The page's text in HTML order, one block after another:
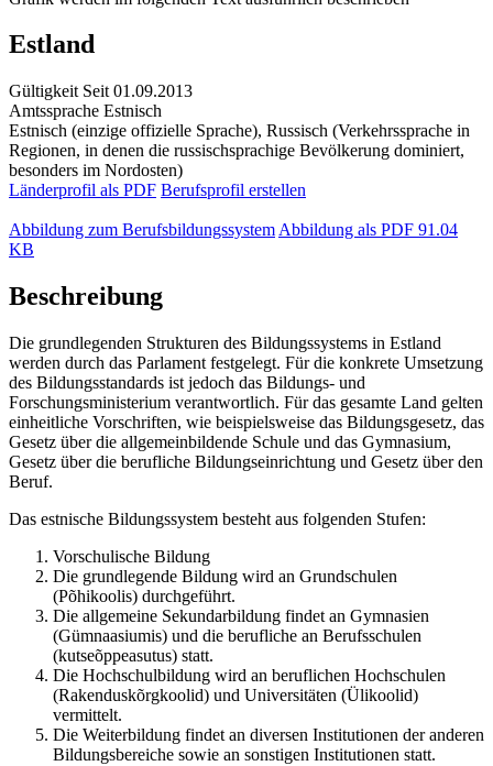
Estland
Gültigkeit Seit 01.09.2013
Amtssprache Estnisch
Estnisch (einzige offizielle Sprache), Russisch (Verkehrssprache in
Regionen, in denen die russischsprachige Bevölkerung dominiert,
besonders im Nordosten)
Länderprofil als PDF Berufsprofil erstellen
Abbildung zum Berufsbildungssystem Abbildung als PDF 91.04
KB
Beschreibung
Die grundlegenden Strukturen des Bildungssystems in Estland
werden durch das Parlament festgelegt. Für die konkrete Umsetzung
des Bildungsstandards ist jedoch das Bildungs- und
Forschungsministerium verantwortlich. Für das gesamte Land gelten
einheitliche Vorschriften, wie beispielsweise das Bildungsgesetz, das
Gesetz über die allgemeinbildende Schule und das Gymnasium,
Gesetz über die berufliche Bildungseinrichtung und Gesetz über den
Beruf.
Das estnische Bildungssystem besteht aus folgenden Stufen:
Vorschulische Bildung
Die grundlegende Bildung wird an Grundschulen
(Põhikoolis) durchgeführt.
Die allgemeine Sekundarbildung findet an Gymnasien
(Gümnaasiumis) und die berufliche an Berufsschulen
(kutseõppeasutus) statt.
Die Hochschulbildung wird an beruflichen Hochschulen
(Rakenduskõrgkoolid) und Universitäten (Ülikoolid)
vermittelt.
Die Weiterbildung findet an diversen Institutionen der anderen
Bildungsbereiche sowie an sonstigen Institutionen statt.